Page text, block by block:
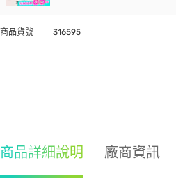
商品貨號 316595
商品詳細說明 廠商資訊